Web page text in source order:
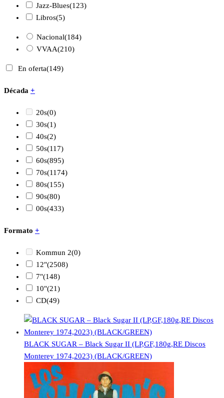
Jazz-Blues(123)
Libros(5)
Nacional(184)
VVAA(210)
En oferta(149)
Década +
20s(0)
30s(1)
40s(2)
50s(117)
60s(895)
70s(1174)
80s(155)
90s(80)
00s(433)
Formato +
Kommun 2(0)
12"(2508)
7"(148)
10"(21)
CD(49)
BLACK SUGAR – Black Sugar II (LP,GF,180g,RE Discos
Monterey 1974,2023) (BLACK/GREEN)